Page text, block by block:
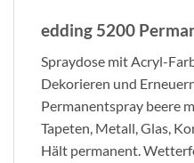
edding 5200
Spraydose mit Acryl-
Dekorieren und
Permanentspray beere
Tapeten, Metall, Glas,
Hält permanent.